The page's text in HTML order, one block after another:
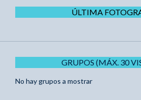
ÚLTIMA
GRUPOS (MÁX. 30
No hay grupos a mostrar